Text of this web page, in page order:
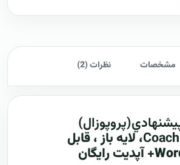
مشخصات نظرات (2)
، لایه باز ، قابل